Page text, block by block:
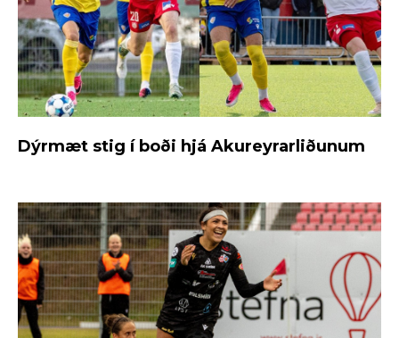
Dýrmæt stig í boði hjá Akureyrarliðunum